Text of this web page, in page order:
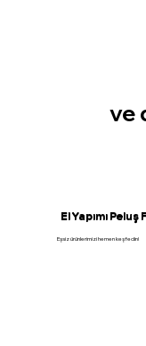
ve
El Yapımı
Eşsiz ürünlerimizi hemen keşfedin!